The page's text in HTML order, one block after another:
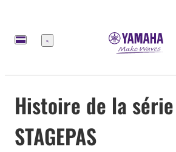
Menu
Histoire de la série
STAGEPAS